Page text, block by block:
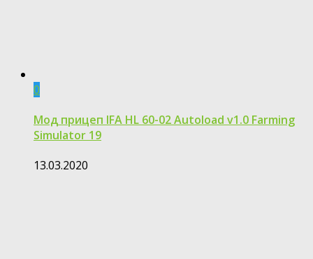
0
Мод прицеп IFA HL 60-02 Autoload v1.0 Farming
Simulator 19
13.03.2020